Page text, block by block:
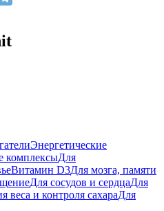
Энергетические
комплексыДля
Витамин D3Для мозга, памяти
Для сосудов и сердцаДля
веса и контроля сахараДля